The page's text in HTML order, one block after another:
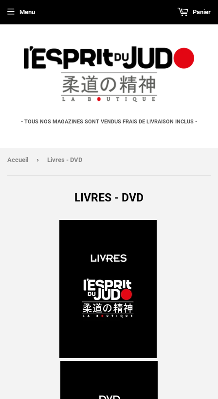
- TOUS NOS MAGAZINES SONT VENDUS FRAIS DE LIVRAISON INCLUS -
Menu Panier
Accueil › Livres - DVD
LIVRES - DVD